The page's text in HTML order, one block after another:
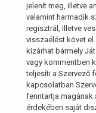
jelenít meg, illetve
valamint harmadik
regisztrál, illetve
visszaélést követ
kizárhat bármely
vagy kommentben
teljesíti a Szervező
kapcsolatban
fenntartja magának
érdekében saját